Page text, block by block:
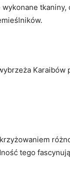
tkaniny,
Karaibów
tego